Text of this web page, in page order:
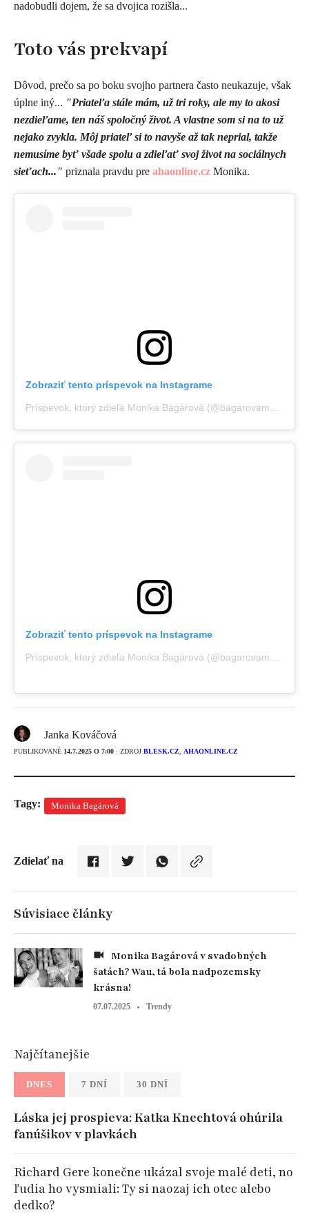
nadobudli dojem, že sa dvojica rozišla...
Toto vás prekvapí
Dôvod, prečo sa po boku svojho partnera často neukazuje, však
úplne iný... "Priateľa stále mám, už tri roky, ale my to akosi
nezdieľame, ten náš spoločný život. A vlastne som si na to už
nejako zvykla. Môj priateľ si to navyše až tak neprial, takže
nemusíme byť všade spolu a zdieľať svoj život na sociálnych
sieťach..." priznala pravdu pre ahaonline.cz Monika.
Zobraziť tento príspevok na Instagrame
Príspevok, ktorý zdieľa Monika Bagárová (@bagarovamonika)
Zobraziť tento príspevok na Instagrame
Príspevok, ktorý zdieľa Monika Bagárová (@bagarovamonika)
Janka Kováčová
PUBLIKOVANÉ 14.7.2025 O 7:00 · ZDROJ BLESK.CZ, AHAONLINE.CZ
Tagy: Monika Bagárová
Zdielať na
Súvisiace články
šatách? Wau, tá bola nadpozemsky
krásna!
07.07.2025 Trendy
Najčítanejšie
DNES 7 DNÍ 30 DNÍ
Láska jej prospieva: Katka Knechtová ohúrila
fanúšikov v plavkách
Richard Gere konečne ukázal svoje malé deti, no
ľudia ho vysmiali: Ty si naozaj ich otec alebo
dedko?